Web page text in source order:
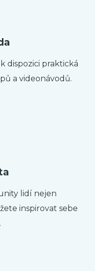
dispozici praktická
a videonávodů.
lidí nejen
inspirovat sebe